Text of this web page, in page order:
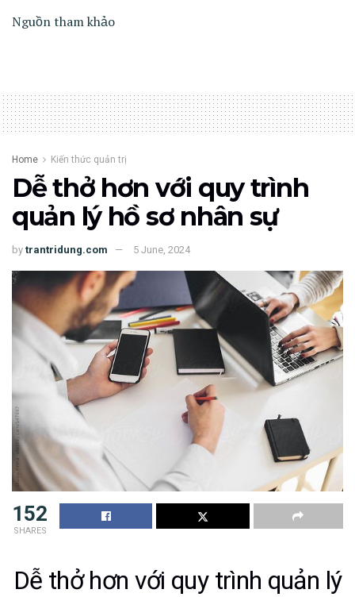
Nguồn tham khảo
Home Kiến thức quản trị
Dễ thở hơn với quy trình
quản lý hồ sơ nhân sự
by trantridung.com 5 June, 2024
152
SHARES
Dễ thở hơn với quy trình quản lý